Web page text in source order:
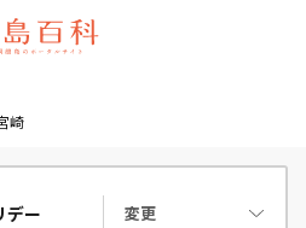
崎
変更